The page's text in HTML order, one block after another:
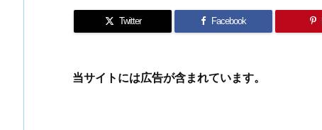
Twitter Facebook
当サイトには広告が含まれています。